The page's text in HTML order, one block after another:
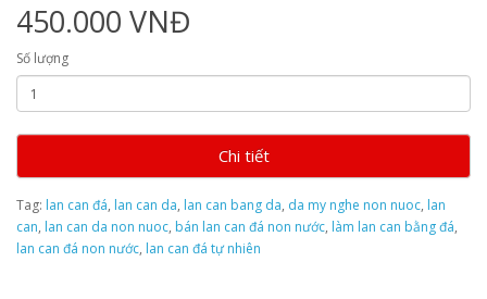
450.000 VNĐ
Số lượng
Chi tiết
Tag: lan can đá, lan can da, lan can bang da, da my nghe non nuoc, lan
can, lan can da non nuoc, bán lan can đá non nước, làm lan can bằng đá,
lan can đá non nước, lan can đá tự nhiên